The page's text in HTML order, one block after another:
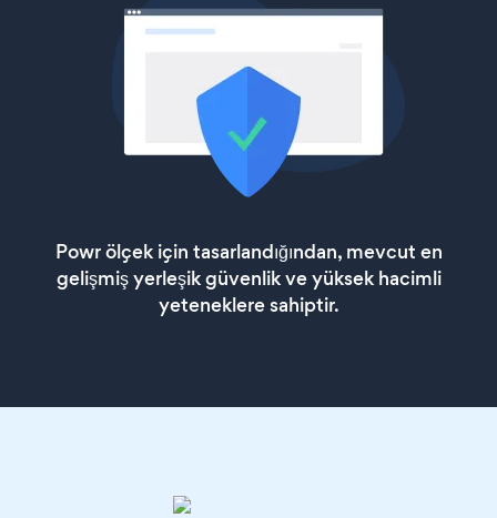
Powr ölçek için tasarlandığından, mevcut en
gelişmiş yerleşik güvenlik ve yüksek hacimli
yeteneklere sahiptir.